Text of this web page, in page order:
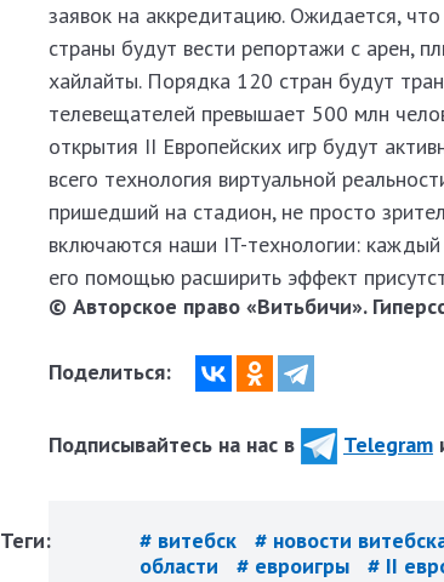
заявок на аккредитацию. Ожидается,
страны будут вести репортажи с арен,
хайлайты. Порядка 120 стран будут
телевещателей превышает 500 млн
открытия II Европейских игр будут
всего технология виртуальной
пришедший на стадион, не просто
включаются наши IT-технологии:
его помощью расширить эффект
© Авторское право «Витьбичи».
Поделиться:
Подписывайтесь на нас в Telegram
Теги: # витебск # новости
области
# евроигры # II